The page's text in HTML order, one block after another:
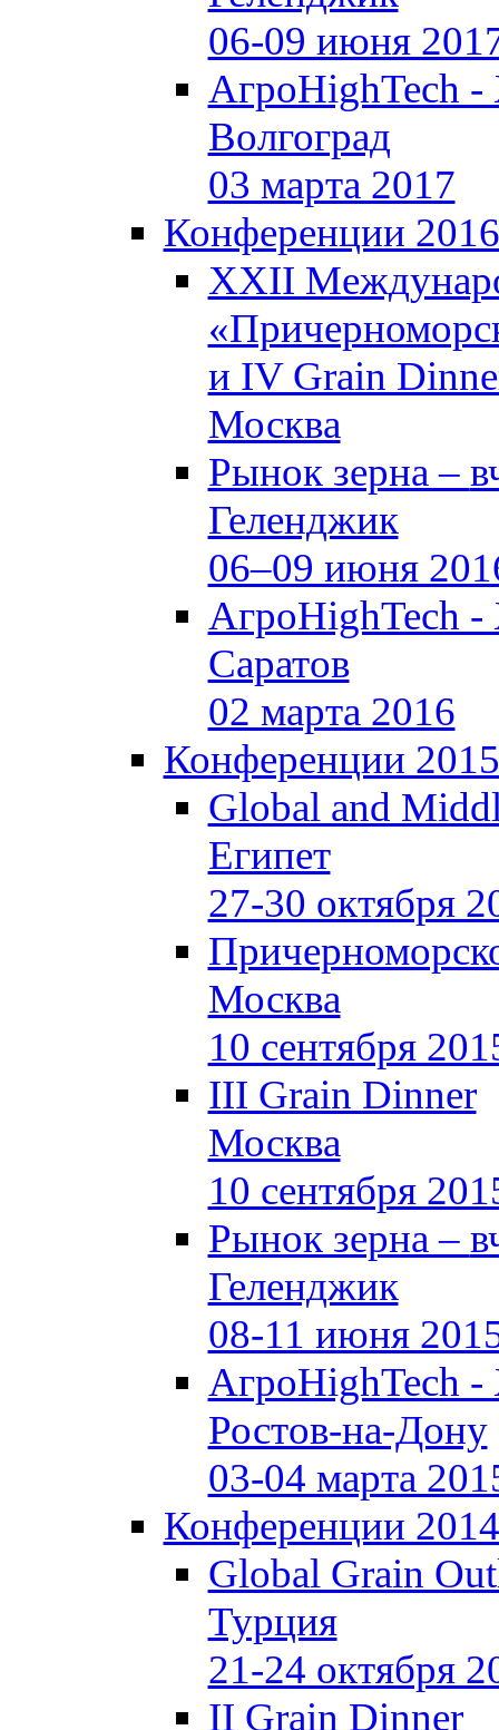
06-09 июня
АгроHighTech
Волгоград
03 марта 2017
Конференции 2016
XXII
и IV Grain
Москва
Рынок зерна –
Геленджик
06–09 июня
АгроHighTech
Саратов
02 марта 2016
Конференции 2015
Global and
Египет
27-30 октября
Москва
10 сентября
III Grain Dinner
Москва
10 сентября
Рынок зерна –
Геленджик
08-11 июня
АгроHighTech
Ростов-на-Дону
03-04 марта
Конференции 2014
Global Grain
Турция
21-24 октября
II Grain Dinner